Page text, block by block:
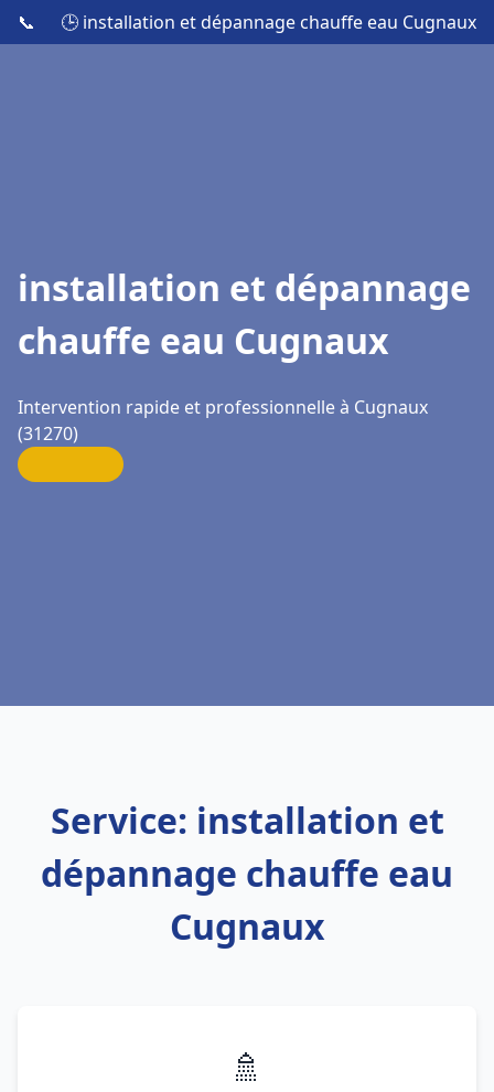
📞 🕒 installation et dépannage chauffe eau Cugnaux
installation et dépannage
chauffe eau Cugnaux
Intervention rapide et professionnelle à Cugnaux
(31270)
Service: installation et
dépannage chauffe eau
Cugnaux
🚿